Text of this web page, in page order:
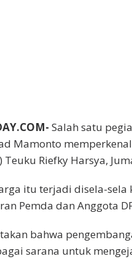
Salah satu
Mamonto
Teuku Riefky Harsya,
itu terjadi disela-
Pemda dan Anggota
bahwa
sarana untuk